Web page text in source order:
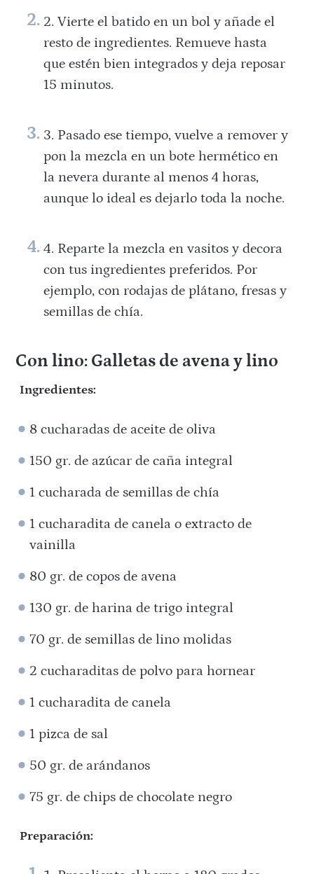
Vierte el batido en un bol y añade el
resto de ingredientes. Remueve hasta
que estén bien integrados y deja reposar
15 minutos.
Pasado ese tiempo, vuelve a remover y
pon la mezcla en un bote hermético en
la nevera durante al menos 4 horas,
aunque lo ideal es dejarlo toda la noche.
Reparte la mezcla en vasitos y decora
con tus ingredientes preferidos. Por
ejemplo, con rodajas de plátano, fresas y
semillas de chía.
Con lino: Galletas de avena y lino
Ingredientes:
8 cucharadas de aceite de oliva
150 gr. de azúcar de caña integral
1 cucharada de semillas de chía
1 cucharadita de canela o extracto de
vainilla
80 gr. de copos de avena
130 gr. de harina de trigo integral
70 gr. de semillas de lino molidas
2 cucharaditas de polvo para hornear
1 cucharadita de canela
1 pizca de sal
50 gr. de arándanos
75 gr. de chips de chocolate negro
Preparación: